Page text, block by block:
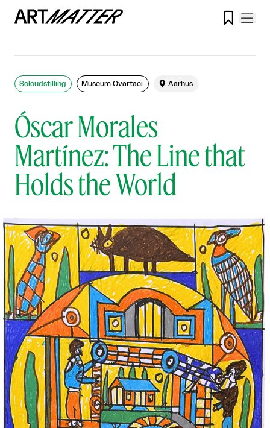

Óscar Morales
Martínez: The Line that
Holds the World
Soloudstilling Museum Ovartaci  Aarhus